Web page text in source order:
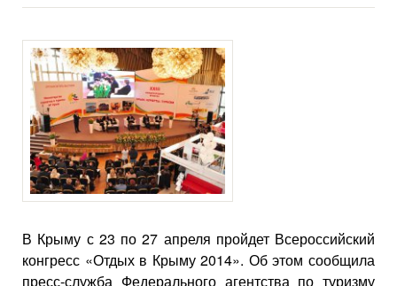
В Крыму с 23 по 27 апреля пройдет Всероссийский
конгресс «Отдых в Крыму 2014». Об этом сообщила
пресс-служба Федерального агентства по туризму